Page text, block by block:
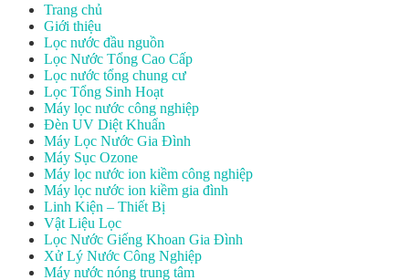
Trang chủ
Giới thiệu
Lọc nước đầu nguồn
Lọc Nước Tổng Cao Cấp
Lọc nước tổng chung cư
Lọc Tổng Sinh Hoạt
Máy lọc nước công nghiệp
Đèn UV Diệt Khuẩn
Máy Lọc Nước Gia Đình
Máy Sục Ozone
Máy lọc nước ion kiềm công nghiệp
Máy lọc nước ion kiềm gia đình
Linh Kiện – Thiết Bị
Vật Liệu Lọc
Lọc Nước Giếng Khoan Gia Đình
Xử Lý Nước Công Nghiệp
Máy nước nóng trung tâm